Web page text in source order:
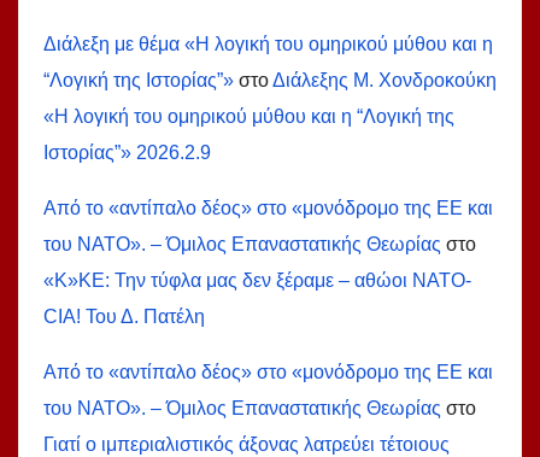
Διάλεξη με θέμα «Η λογική του ομηρικού μύθου και η
“Λογική της Ιστορίας”» στοΔιάλεξης Μ. Χονδροκούκη
«Η λογική του ομηρικού μύθου και η “Λογική της
Ιστορίας”» 2026.2.9
Από το «αντίπαλο δέος» στο «μονόδρομο της ΕΕ και
του ΝΑΤΟ». – Όμιλος Επαναστατικής Θεωρίας στο
«Κ»ΚΕ: Την τύφλα μας δεν ξέραμε – αθώοι ΝΑΤΟ-
СIA! Του Δ. Πατέλη
Από το «αντίπαλο δέος» στο «μονόδρομο της ΕΕ και
του ΝΑΤΟ». – Όμιλος Επαναστατικής Θεωρίας στο
Γιατί ο ιμπεριαλιστικός άξονας λατρεύει τέτοιους